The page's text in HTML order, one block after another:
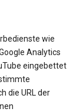
wie
Analytics
eingebettet
die URL der